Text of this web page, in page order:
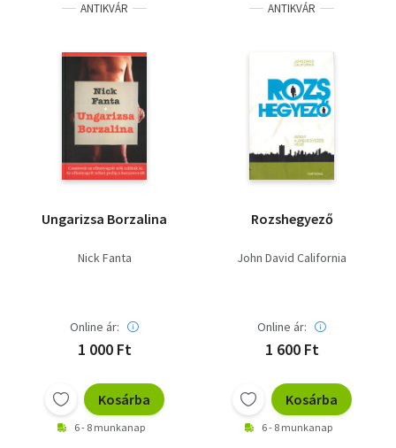
ANTIKVÁR
Ungarizsa Borzalina
Nick Fanta
Online ár:
1 000 Ft
Kosárba
6 - 8 munkanap
ANTIKVÁR
Rozshegyező
John David California
Online ár:
1 600 Ft
Kosárba
6 - 8 munkanap